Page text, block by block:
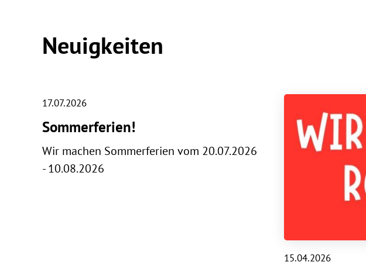
Neuigkeiten
17.07.2026
Sommerferien!
Wir machen Sommerferien vom 20.07.2026
- 10.08.2026
15.04.2026